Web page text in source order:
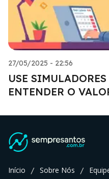
27/05/2025 - 22:56
USE
ENTENDER O
Início / Sobre Nós /